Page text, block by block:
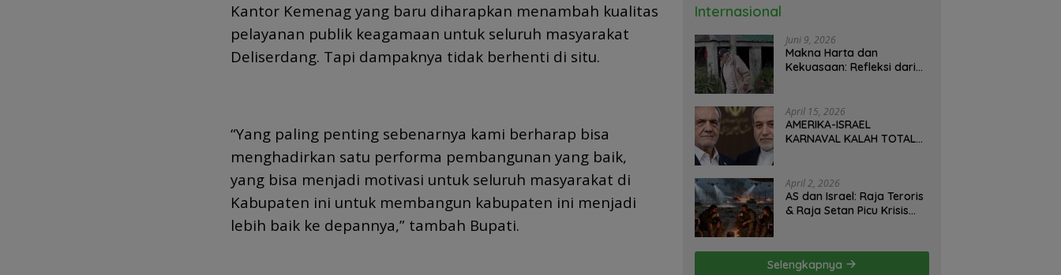
Kantor Kemenag yang baru diharapkan menambah kualitas
pelayanan publik keagamaan untuk seluruh masyarakat
Deliserdang. Tapi dampaknya tidak berhenti di situ.
“Yang paling penting sebenarnya kami berharap bisa
menghadirkan satu performa pembangunan yang baik,
yang bisa menjadi motivasi untuk seluruh masyarakat di
Kabupaten ini untuk membangun kabupaten ini menjadi
lebih baik ke depannya,” tambah Bupati.
Internasional
Juni 9, 2026
Makna Harta dan
Kekuasaan: Refleksi dari
Uruguay Oleh: Hasan
Basri Siregar, Redaktur
Utomo News, Rubrik: Opini
April 15, 2026
AMERIKA-ISRAEL
KARNAVAL KALAH TOTAL
Strategi Gagal! – Oleh;
Hasan Basri Siregar.
April 2, 2026
AS dan Israel: Raja Teroris
& Raja Setan Picu Krisis
Basri Siregar, ketua JWI
DS.
Selengkapnya